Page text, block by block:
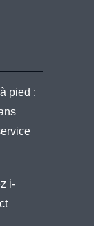
pied :
i-